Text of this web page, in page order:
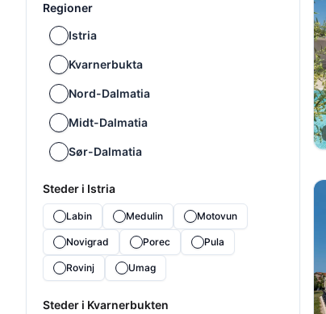
Regioner
Istria
Kvarnerbukta
Nord-Dalmatia
Midt-Dalmatia
Sør-Dalmatia
Steder i Istria
Labin Medulin Motovun
Novigrad Porec Pula
Rovinj Umag
Steder i Kvarnerbukten